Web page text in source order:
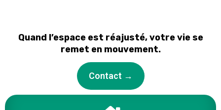
Quand l’espace est réajusté, votre vie se
remet en mouvement.
Contact →